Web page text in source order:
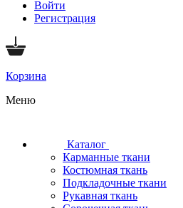
Войти
Регистрация
Корзина
Меню
Каталог
Карманные ткани
Костюмная ткань
Подкладочные ткани
Рукавная ткань